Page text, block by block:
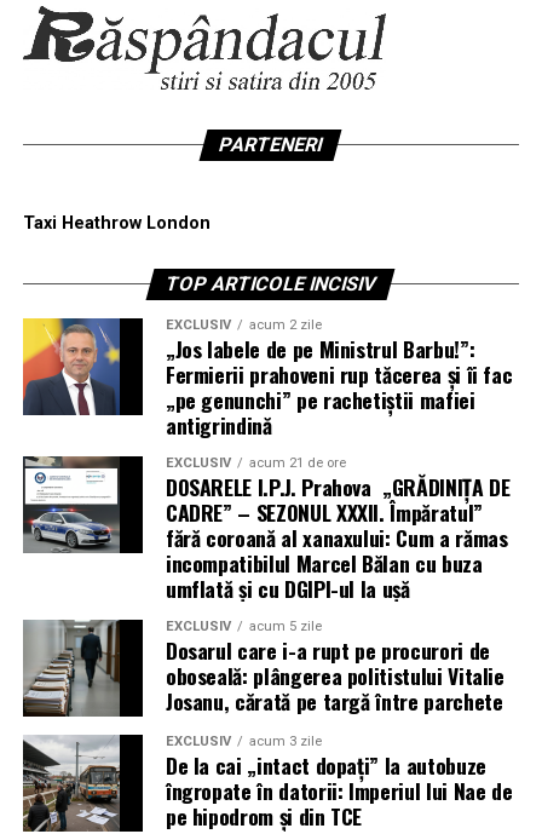
PARTENERI
Taxi Heathrow London
TOP ARTICOLE INCISIV
EXCLUSIV acum 2 zile
„Jos labele de pe Ministrul Barbu!”:
Fermierii prahoveni rup tăcerea și îi fac
„pe genunchi” pe rachetiștii mafiei
antigrindină
EXCLUSIV acum 21 de ore
DOSARELE I.P.J. Prahova „GRĂDINIȚA DE
CADRE” – SEZONUL XXXII. Împăratul”
fără coroană al xanaxului: Cum a rămas
incompatibilul Marcel Bălan cu buza
umflată și cu DGIPI-ul la ușă
EXCLUSIV acum 5 zile
Dosarul care i-a rupt pe procurori de
oboseală: plângerea politistului Vitalie
Josanu, cărată pe targă între parchete
EXCLUSIV acum 3 zile
De la cai „intact dopați” la autobuze
îngropate în datorii: Imperiul lui Nae de
pe hipodrom și din TCE